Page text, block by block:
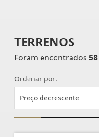
TERRENOS
Foram encontrados 58
Ordenar por:
Preço decrescente